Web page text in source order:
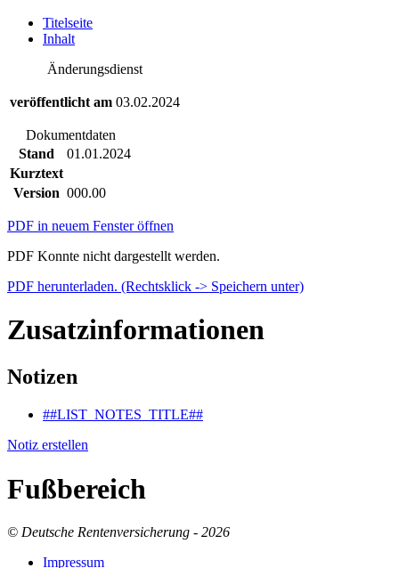
Titelseite
Inhalt
Änderungsdienst
veröffentlicht am 03.02.2024
Dokumentdaten
Stand
01.01.2024
Kurztext
Version 000.00
PDF in neuem Fenster öffnen
PDF Konnte nicht dargestellt werden.
PDF herunterladen. (Rechtsklick -> Speichern unter)
Zusatzinformationen
Notizen
##LIST_NOTES_TITLE##
Notiz erstellen
Fußbereich
© Deutsche Rentenversicherung - 2026
Im­pres­s­um